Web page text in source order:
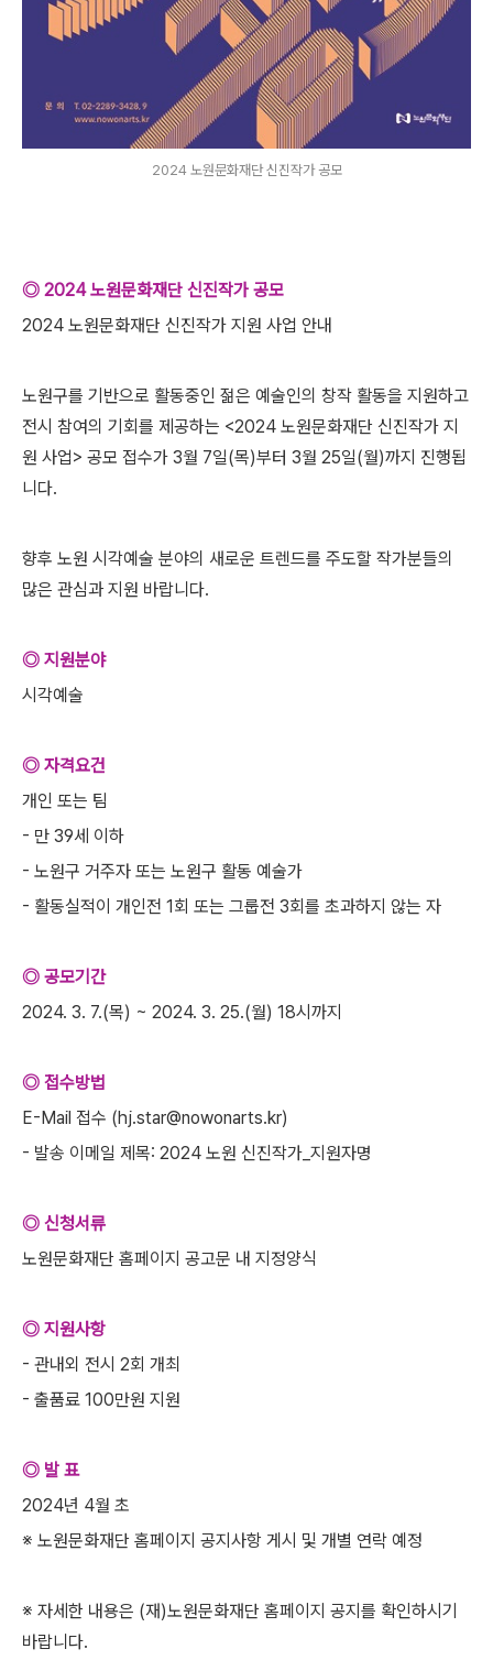
2024 노원문화재단 신진작가 공모
◎ 2024 노원문화재단 신진작가 공모
2024 노원문화재단 신진작가 지원 사업 안내
노원구를 기반으로 활동중인 젊은 예술인의 창작 활동을 지원하고
전시 참여의 기회를 제공하는 <2024 노원문화재단 신진작가 지
원 사업> 공모 접수가 3월 7일(목)부터 3월 25일(월)까지 진행됩
니다.
향후 노원 시각예술 분야의 새로운 트렌드를 주도할 작가분들의
많은 관심과 지원 바랍니다.
◎ 지원분야
시각예술
◎ 자격요건
개인 또는 팀
- 만 39세 이하
- 노원구 거주자 또는 노원구 활동 예술가
- 활동실적이 개인전 1회 또는 그룹전 3회를 초과하지 않는 자
◎ 공모기간
2024. 3. 7.(목) ~ 2024. 3. 25.(월) 18시까지
◎ 접수방법
E-Mail 접수 (hj.star@nowonarts.kr)
- 발송 이메일 제목: 2024 노원 신진작가_지원자명
◎ 신청서류
노원문화재단 홈페이지 공고문 내 지정양식
◎ 지원사항
- 관내외 전시 2회 개최
- 출품료 100만원 지원
◎ 발 표
2024년 4월 초
※ 노원문화재단 홈페이지 공지사항 게시 및 개별 연락 예정
※ 자세한 내용은 (재)노원문화재단 홈페이지 공지를 확인하시기
바랍니다.